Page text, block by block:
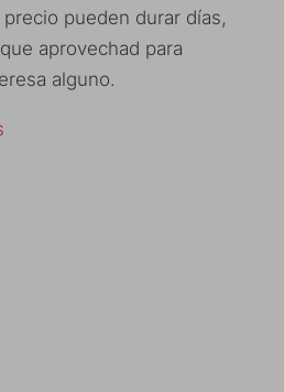
pueden durar días,
aprovechad para
alguno.